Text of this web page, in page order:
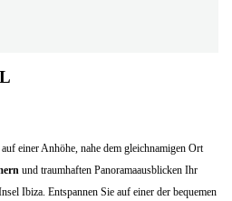
einer Anhöhe, nahe dem gleichnamigen Ort
und traumhaften Panoramaausblicken Ihr
Ibiza. Entspannen Sie auf einer der bequemen